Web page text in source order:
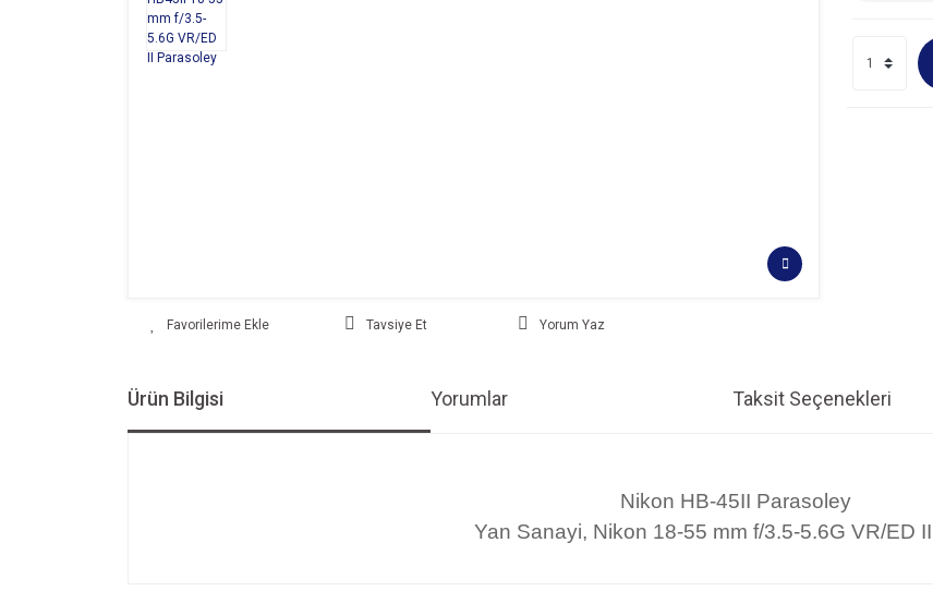
Tavsiye Et Yorum Yaz
Ürün Bilgisi Yorumlar Taksit Seçenekleri
Nikon HB-45II Parasoley
Yan Sanayi, Nikon 18-55 mm f/3.5-5.6G VR/ED II